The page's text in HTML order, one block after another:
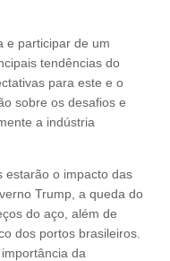
e participar de um
tendências do
para este e o
sobre os desafios e
a indústria
estarão o impacto das
Trump, a queda do
do aço, além de
dos portos brasileiros.
da